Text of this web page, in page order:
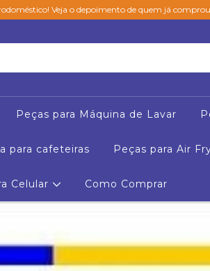
Veja o depoimento de quem já
Peças para Máquina de Lavar
para cafeteiras Peças para Air
Celular Como Comprar